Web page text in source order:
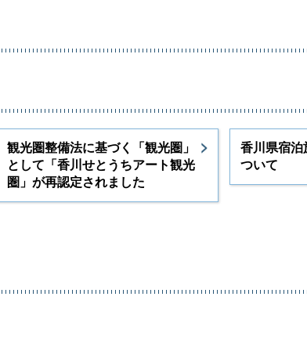
観光圏整備法に基づく「観光圏」
として「香川せとうちアート観光
圏」が再認定されました
香川県宿泊
ついて